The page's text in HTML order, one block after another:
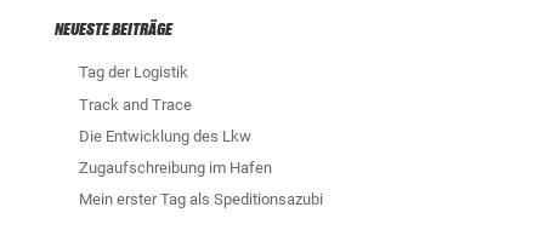
NEUESTE BEITRÄGE
Tag der Logistik
Track and Trace
Die Entwicklung des Lkw
Zugaufschreibung im Hafen
Mein erster Tag als Speditionsazubi